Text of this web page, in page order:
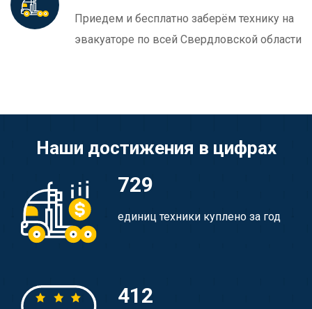
Приедем и бесплатно заберём технику на
эвакуаторе по всей Свердловской области
Наши достижения в цифрах
729
единиц техники куплено за год
412